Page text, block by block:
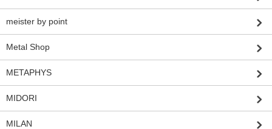
meister by point
Metal Shop
METAPHYS
MIDORI
MILAN